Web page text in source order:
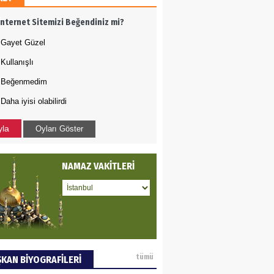
12 Eylül..
TAŞDEMİR
- Sağlık turizminde
başarı…
BULUZ
tarımla para
ile neyi
SOYSAL
Sitemizi Beğendiniz mi?
Gayet Güzel
Kullanışlı
Beğenmedim
Daha iyisi olabilirdi
Oyları Göster
NAMAZ VAKİTLERİ
BİYOGRAFİLERİ tümü